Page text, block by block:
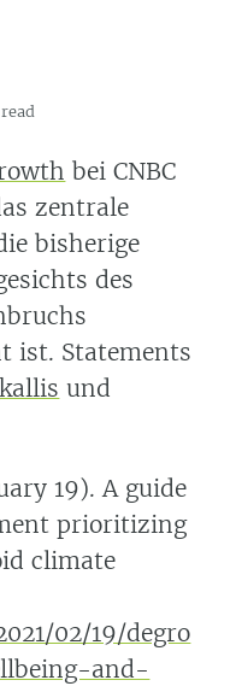
bei CNBC
zentrale
bisherige
des
ist. Statements
und
19). A guide
prioritizing
climate
02/19/degro
and-